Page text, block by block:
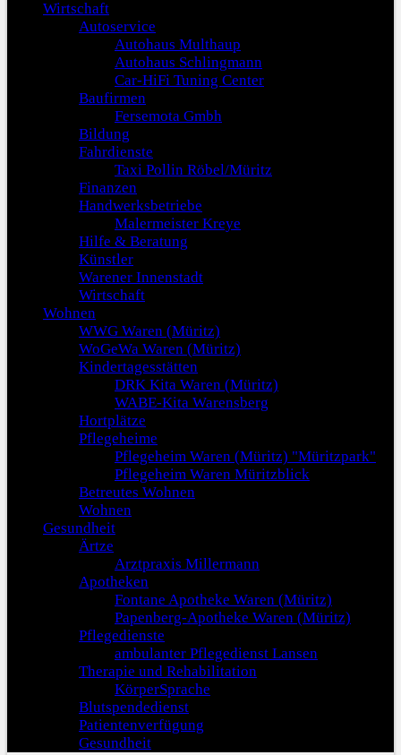
Wirtschaft
Autoservice
Autohaus Multhaup
Autohaus Schlingmann
Car-HiFi Tuning Center
Baufirmen
Fersemota Gmbh
Bildung
Fahrdienste
Taxi Pollin Röbel/Müritz
Finanzen
Handwerksbetriebe
Malermeister Kreye
Hilfe & Beratung
Künstler
Warener Innenstadt
Wirtschaft
Wohnen
WWG Waren (Müritz)
WoGeWa Waren (Müritz)
Kindertagesstätten
DRK Kita Waren (Müritz)
WABE-Kita Warensberg
Hortplätze
Pflegeheime
Pflegeheim Waren (Müritz) "Müritzpark"
Pflegeheim Waren Müritzblick
Betreutes Wohnen
Wohnen
Gesundheit
Ärtze
Arztpraxis Millermann
Apotheken
Fontane Apotheke Waren (Müritz)
Papenberg-Apotheke Waren (Müritz)
Pflegedienste
ambulanter Pflegedienst Lansen
Therapie und Rehabilitation
KörperSprache
Blutspendedienst
Patientenverfügung
Gesundheit